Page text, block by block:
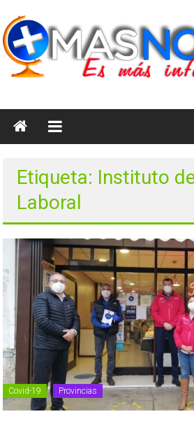
contenido
Es
Etiqueta: Instituto
Laboral
Covid-19 Provincias